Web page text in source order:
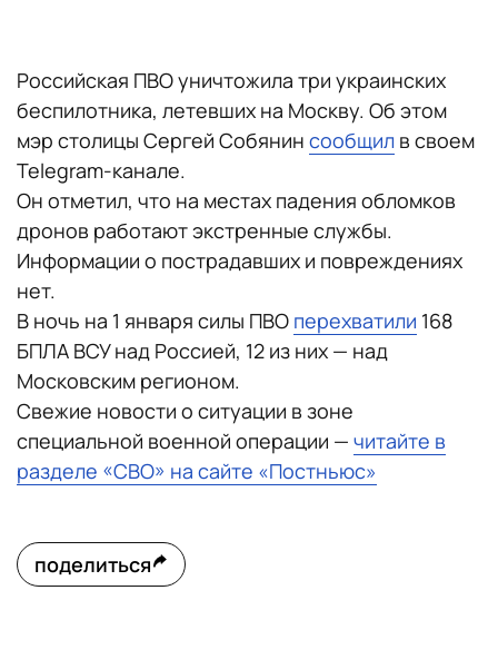
Российская ПВО уничтожила три украинских
беспилотника, летевших на Москву. Об этом
мэр столицы Сергей Собянин сообщил в своем
Telegram-канале.
Он отметил, что на местах падения обломков
дронов работают экстренные службы.
Информации о пострадавших и повреждениях
нет.
В ночь на 1 января силы ПВО перехватили 168
БПЛА ВСУ над Россией, 12 из них — над
Московским регионом.
Свежие новости о ситуации в зоне
специальной военной операции — читайте в
разделе «СВО» на сайте «Постньюс»
поделиться